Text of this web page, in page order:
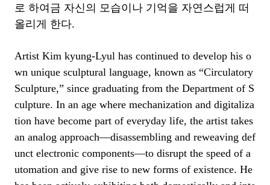
로 하여금 자신의 모습이나 기억을 자연스럽게 떠
올리게 한다.
Artist Kim kyung-Lyul has continued to develop his o
wn unique sculptural language, known as “Circulatory
Sculpture,” since graduating from the Department of S
culpture. In an age where mechanization and digitaliza
tion have become part of everyday life, the artist takes
an analog approach—disassembling and reweaving def
unct electronic components—to disrupt the speed of a
utomation and give rise to new forms of existence. He